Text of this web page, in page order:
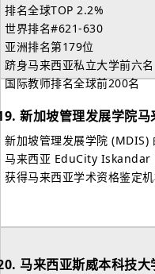
排名全球TOP 2.2%
世界排名#621-630
亚洲排名第179位
跻身马来西亚私立大学前六名
国际教师排名全球前200名
新加坡管理发展学院马
新加坡管理发展学院 (MDIS)
马来西亚 EduCity Iskandar
获得马来西亚学术资格鉴定机
马来西亚斯威本科技大